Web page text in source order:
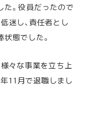
。役員だったので
迷し、責任者とし
態でした。
々な事業を立ち上
11月で退職しまし